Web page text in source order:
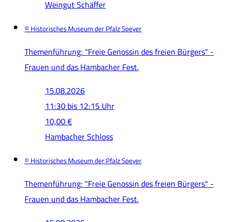
Weingut Schäffer
© Historisches Museum der Pfalz Speyer
Themenführung: "Freie Genossin des freien Bürgers" -
Frauen und das Hambacher Fest.
15.08.2026
11:30 bis 12:15 Uhr
10,00 €
Hambacher Schloss
© Historisches Museum der Pfalz Speyer
Themenführung: "Freie Genossin des freien Bürgers" -
Frauen und das Hambacher Fest.